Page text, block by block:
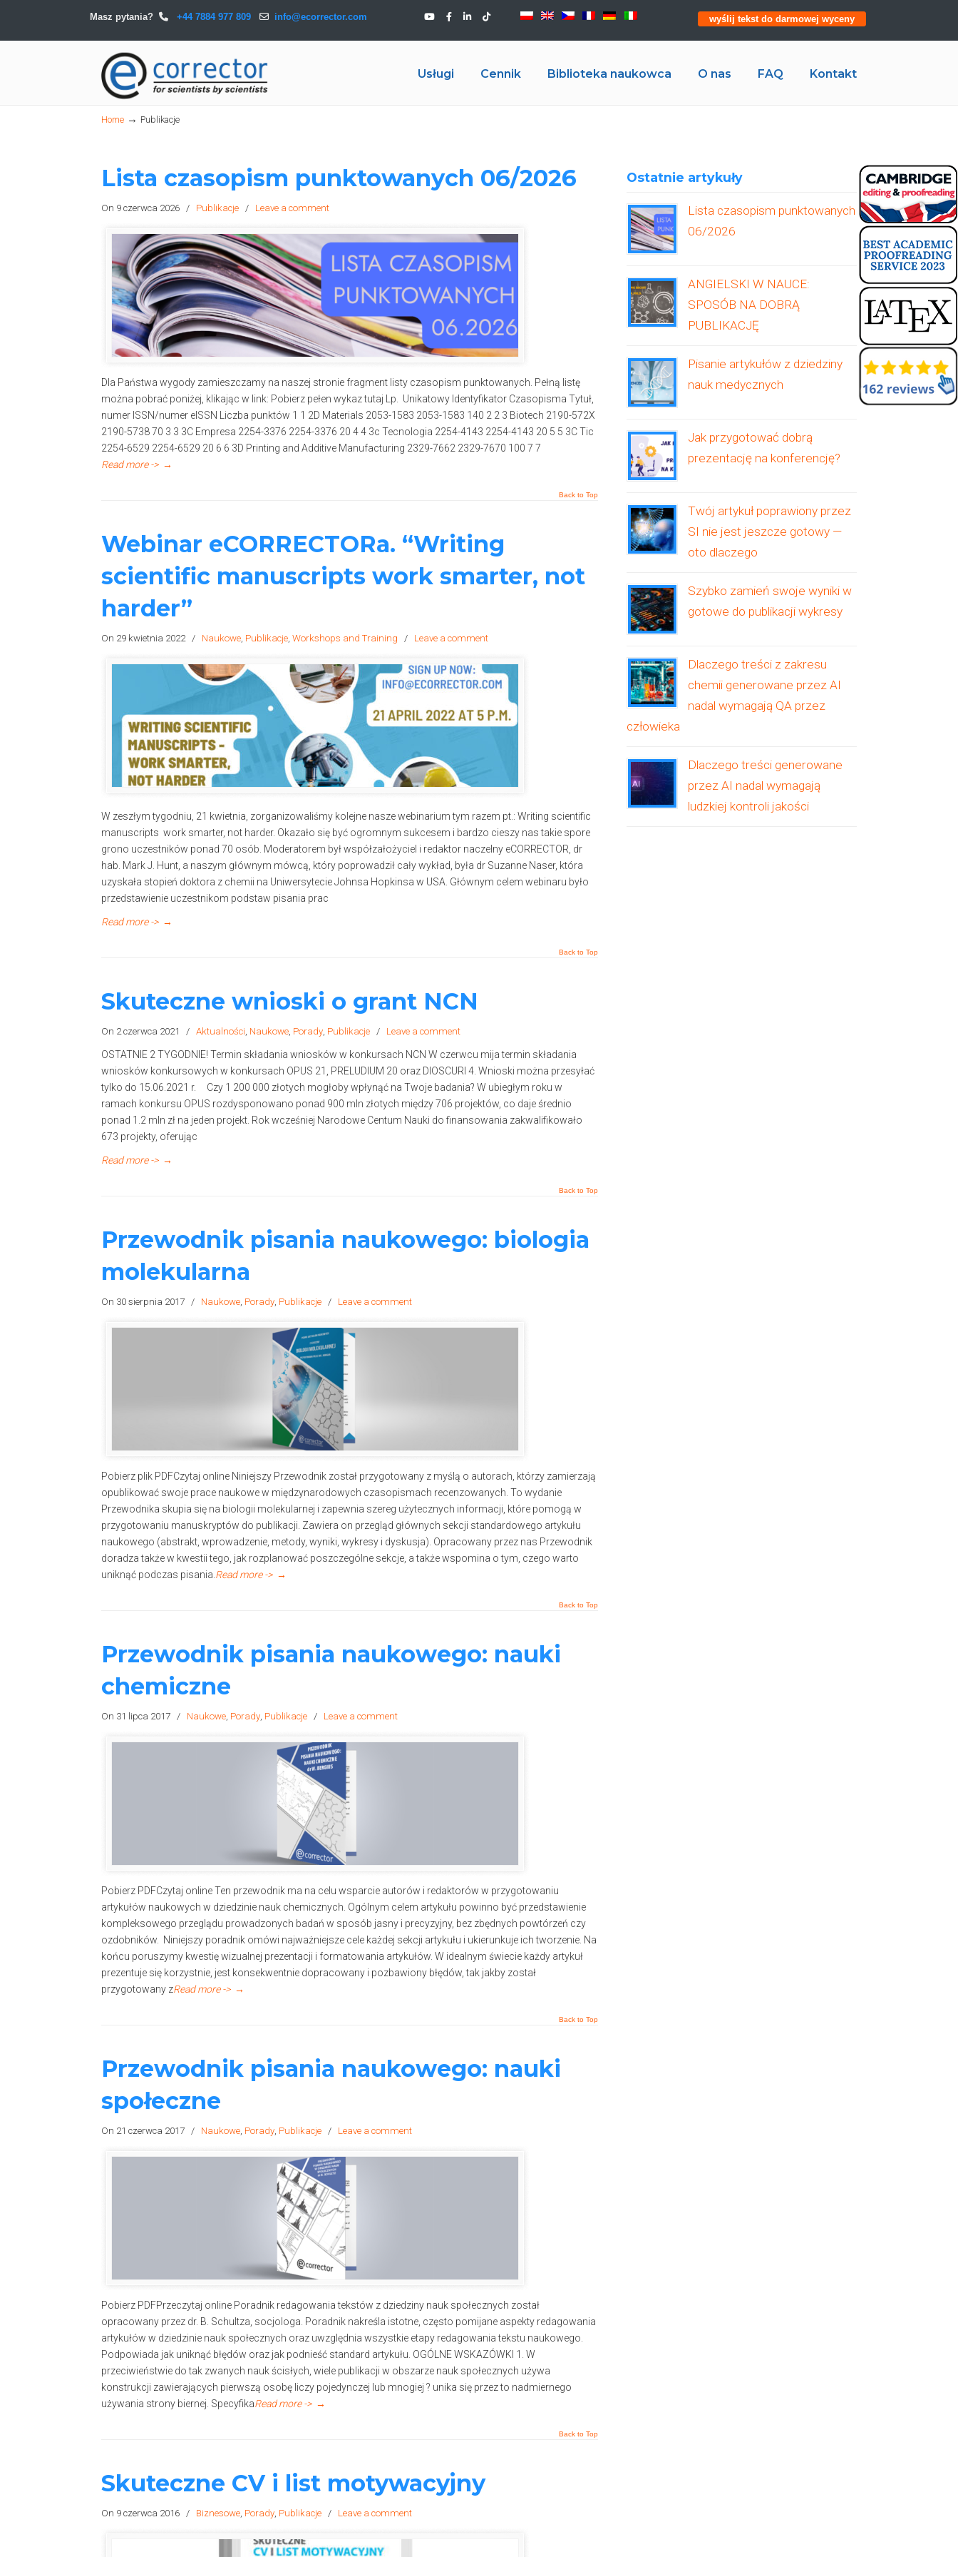
Masz pytania? +44 7884 977 809 info@ecorrector.com wyślij tekst do darmowej wyceny
Usługi Cennik Biblioteka naukowca O nas FAQ
Kontakt
Navigation
Home → Publikacje
Lista czasopism punktowanych 06/2026
On 9 czerwca 2026 / Publikacje / Leave a comment
Dla Państwa wygody zamieszczamy na naszej stronie fragment listy czasopism punktowanych. Pełną listę
można pobrać poniżej, klikając w link: Pobierz pełen wykaz tutaj Lp. Unikatowy Identyfikator Czasopisma Tytuł,
numer ISSN/numer eISSN Liczba punktów 1 1 2D Materials 2053-1583 2053-1583 140 2 2 3 Biotech 2190-572X
2190-5738 70 3 3 3C Empresa 2254-3376 2254-3376 20 4 4 3c Tecnologia 2254-4143 2254-4143 20 5 5 3C Tic
2254-6529 2254-6529 20 6 6 3D Printing and Additive Manufacturing 2329-7662 2329-7670 100 7 7
Read more -> →
Back to Top
Webinar eCORRECTORa. “Writing
scientific manuscripts work smarter, not
harder”
On 29 kwietnia 2022 / Naukowe, Publikacje, Workshops and Training / Leave a comment
W zeszłym tygodniu, 21 kwietnia, zorganizowaliśmy kolejne nasze webinarium tym razem pt.: Writing scientific
manuscripts work smarter, not harder. Okazało się być ogromnym sukcesem i bardzo cieszy nas takie spore
grono uczestników ponad 70 osób. Moderatorem był współzałożyciel i redaktor naczelny eCORRECTOR, dr
hab. Mark J. Hunt, a naszym głównym mówcą, który poprowadził cały wykład, była dr Suzanne Naser, która
uzyskała stopień doktora z chemii na Uniwersytecie Johnsa Hopkinsa w USA. Głównym celem webinaru było
przedstawienie uczestnikom podstaw pisania prac
Read more -> →
Back to Top
Skuteczne wnioski o grant NCN
On 2 czerwca 2021 / Aktualności, Naukowe, Porady, Publikacje / Leave a comment
OSTATNIE 2 TYGODNIE! Termin składania wniosków w konkursach NCN W czerwcu mija termin składania
wniosków konkursowych w konkursach OPUS 21, PRELUDIUM 20 oraz DIOSCURI 4. Wnioski można przesyłać
tylko do 15.06.2021 r. Czy 1 200 000 złotych mogłoby wpłynąć na Twoje badania? W ubiegłym roku w
ramach konkursu OPUS rozdysponowano ponad 900 mln złotych między 706 projektów, co daje średnio
ponad 1.2 mln zł na jeden projekt. Rok wcześniej Narodowe Centum Nauki do finansowania zakwalifikowało
673 projekty, oferując
Read more -> →
Back to Top
Przewodnik pisania naukowego: biologia
molekularna
On 30 sierpnia 2017 / Naukowe, Porady, Publikacje / Leave a comment
Pobierz plik PDFCzytaj online Niniejszy Przewodnik został przygotowany z myślą o autorach, którzy zamierzają
opublikować swoje prace naukowe w międzynarodowych czasopismach recenzowanych. To wydanie
Przewodnika skupia się na biologii molekularnej i zapewnia szereg użytecznych informacji, które pomogą w
przygotowaniu manuskryptów do publikacji. Zawiera on przegląd głównych sekcji standardowego artykułu
naukowego (abstrakt, wprowadzenie, metody, wyniki, wykresy i dyskusja). Opracowany przez nas Przewodnik
doradza także w kwestii tego, jak rozplanować poszczególne sekcje, a także wspomina o tym, czego warto
uniknąć podczas pisania. Read more -> →
Back to Top
Przewodnik pisania naukowego: nauki
chemiczne
On 31 lipca 2017 / Naukowe, Porady, Publikacje / Leave a comment
Pobierz PDFCzytaj online Ten przewodnik ma na celu wsparcie autorów i redaktorów w przygotowaniu
artykułów naukowych w dziedzinie nauk chemicznych. Ogólnym celem artykułu powinno być przedstawienie
kompleksowego przeglądu prowadzonych badań w sposób jasny i precyzyjny, bez zbędnych powtórzeń czy
ozdobników. Niniejszy poradnik omówi najważniejsze cele każdej sekcji artykułu i ukierunkuje ich tworzenie. Na
końcu poruszymy kwestię wizualnej prezentacji i formatowania artykułów. W idealnym świecie każdy artykuł
prezentuje się korzystnie, jest konsekwentnie dopracowany i pozbawiony błędów, tak jakby został
przygotowany zRead more -> →
Back to Top
Przewodnik pisania naukowego: nauki
społeczne
On 21 czerwca 2017 / Naukowe, Porady, Publikacje / Leave a comment
Pobierz PDFPrzeczytaj online Poradnik redagowania tekstów z dziedziny nauk społecznych został
opracowany przez dr. B. Schultza, socjologa. Poradnik nakreśla istotne, często pomijane aspekty redagowania
artykułów w dziedzinie nauk społecznych oraz uwzględnia wszystkie etapy redagowania tekstu naukowego.
Podpowiada jak uniknąć błędów oraz jak podnieść standard artykułu. OGÓLNE WSKAZÓWKI 1. W
przeciwieństwie do tak zwanych nauk ścisłych, wiele publikacji w obszarze nauk społecznych używa
konstrukcji zawierających pierwszą osobę liczy pojedynczej lub mnogiej ? unika się przez to nadmiernego
używania strony biernej. SpecyfikaRead more -> →
Back to Top
Skuteczne CV i list motywacyjny
On 9 czerwca 2016 / Biznesowe, Porady, Publikacje / Leave a comment
Ostatnie artykuły
Lista czasopism punktowanych
06/2026
ANGIELSKI W NAUCE:
SPOSÓB NA DOBRĄ
PUBLIKACJĘ
Pisanie artykułów z dziedziny
nauk medycznych
Jak przygotować dobrą
prezentację na konferencję?
Twój artykuł poprawiony przez
SI nie jest jeszcze gotowy —
oto dlaczego
Szybko zamień swoje wyniki w
gotowe do publikacji wykresy
Dlaczego treści z zakresu
chemii generowane przez AI
nadal wymagają QA przez
człowieka
Dlaczego treści generowane
przez AI nadal wymagają
ludzkiej kontroli jakości